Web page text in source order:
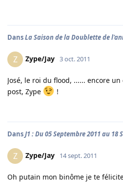
DansLa Saison de la Doublette de
Z Zype/Jay 3 oct. 2011
José, le roi du flood, ...... encore
post, Zype
!
DansJ1 : Du 05 Septembre 2011 au 18
Z Zype/Jay 14 sept. 2011
Oh putain mon binôme je te